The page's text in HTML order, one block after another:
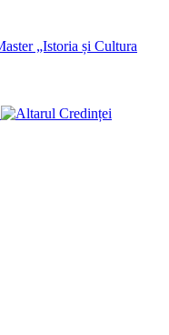
„Istoria și Cultura